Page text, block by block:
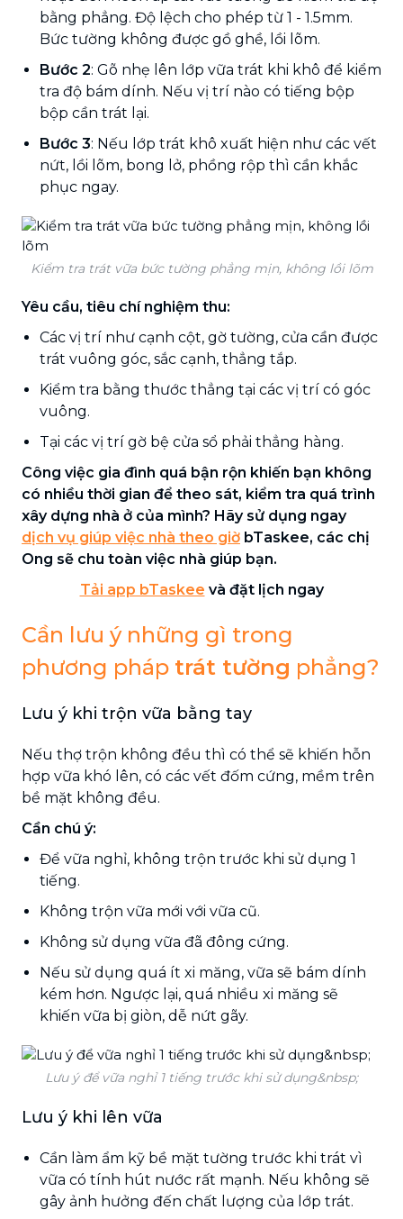
bằng phẳng. Độ lệch cho phép từ 1 - 1.5mm.
Bức tường không được gồ ghề, lồi lõm.
Bước 2: Gõ nhẹ lên lớp vữa trát khi khô để kiểm
tra độ bám dính. Nếu vị trí nào có tiếng bộp
bộp cần trát lại.
Bước 3: Nếu lớp trát khô xuất hiện như các vết
nứt, lồi lõm, bong lở, phồng rộp thì cần khắc
phục ngay.
Kiểm tra trát vữa bức tường phẳng mịn, không lồi lõm
Yêu cầu, tiêu chí nghiệm thu:
Các vị trí như cạnh cột, gờ tường, cửa cần được
trát vuông góc, sắc cạnh, thẳng tắp.
Kiểm tra bằng thước thẳng tại các vị trí có góc
vuông.
Tại các vị trí gờ bệ cửa sổ phải thẳng hàng.
Công việc gia đình quá bận rộn khiến bạn không
có nhiều thời gian để theo sát, kiểm tra quá trình
xây dựng nhà ở của mình? Hãy sử dụng ngay
dịch vụ giúp việc nhà theo giờ bTaskee, các chị
Ong sẽ chu toàn việc nhà giúp bạn.
Tải app bTaskee và đặt lịch ngay
Cần lưu ý những gì trong
phương pháp trát tường phẳng?
Lưu ý khi trộn vữa bằng tay
Nếu thợ trộn không đều thì có thể sẽ khiến hỗn
hợp vữa khó lên, có các vết đốm cứng, mềm trên
bề mặt không đều.
Cần chú ý:
Để vữa nghỉ, không trộn trước khi sử dụng 1
tiếng.
Không trộn vữa mới với vữa cũ.
Không sử dụng vữa đã đông cứng.
Nếu sử dụng quá ít xi măng, vữa sẽ bám dính
kém hơn. Ngược lại, quá nhiều xi măng sẽ
khiến vữa bị giòn, dễ nứt gãy.
Lưu ý để vữa nghỉ 1 tiếng trước khi sử dụng&nbsp;
Lưu ý khi lên vữa
Cần làm ẩm kỹ bề mặt tường trước khi trát vì
vữa có tính hút nước rất mạnh. Nếu không sẽ
gây ảnh hưởng đến chất lượng của lớp trát.